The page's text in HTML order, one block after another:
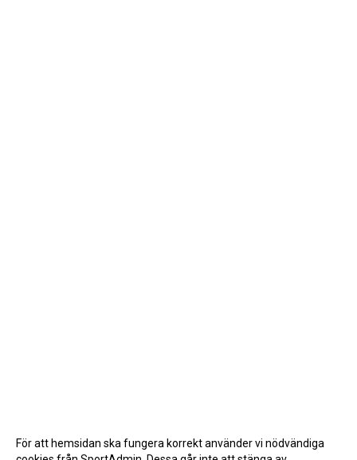
För att hemsidan ska fungera korrekt använder vi nödvändiga